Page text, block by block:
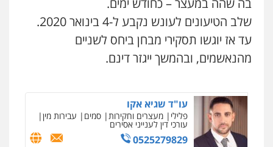
שלב הטיעונים לעונש נקבע ל-4 בינואר 2020.
עד אז יוגשו תסקירי מבחן ביחס לשניים
מהנאשמים, ובהמשך ייגזר דינם.
עו"ד תומר בנישתי
פלילי מעצרים וחקירות צווארון לבן
חמורה
0546657865
עו"ד שגיא אקו
פלילי מעצרים וחקירות סמים עבירות מין
עורכי דין לענייני אסירים
0525279829